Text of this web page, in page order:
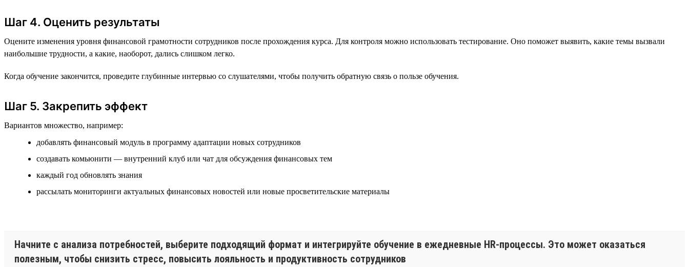
Шаг 4. Оценить результаты
Оцените изменения уровня финансовой грамотности сотрудников после прохождения курса. Для контроля можно использовать тестирование. Оно поможет выявить, какие темы вызвали
наибольшие трудности, а какие, наоборот, дались слишком легко.
Когда обучение закончится, проведите глубинные интервью со слушателями, чтобы получить обратную связь о пользе обучения.
Шаг 5. Закрепить эффект
Вариантов множество, например:
добавлять финансовый модуль в программу адаптации новых сотрудников
создавать комьюнити — внутренний клуб или чат для обсуждения финансовых тем
каждый год обновлять знания
рассылать мониторинги актуальных финансовых новостей или новые просветительские материалы
Начните с анализа потребностей, выберите подходящий формат и интегрируйте обучение в ежедневные HR-процессы. Это может оказаться
полезным, чтобы снизить стресс, повысить лояльность и продуктивность сотрудников